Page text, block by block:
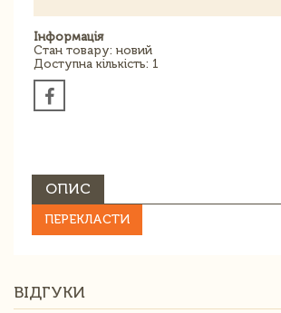
Інформація
Стан товару: новий
Доступна кількість: 1
ОПИС
ПЕРЕКЛАСТИ
ВІДГУКИ